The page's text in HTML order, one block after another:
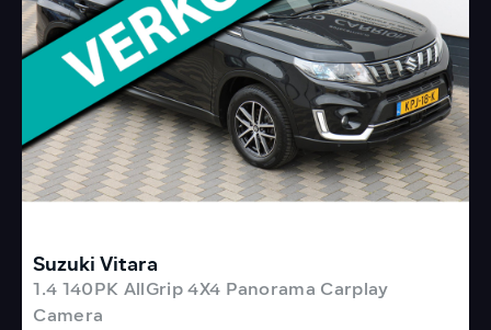
Suzuki Vitara
1.4 140PK AllGrip 4X4 Panorama Carplay
Camera